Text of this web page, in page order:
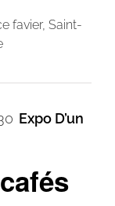
favier, Saint-
Expo D’un